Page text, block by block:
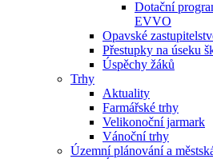
Dotační
EVVO
Opavské
Přestupky na úseku
Úspěchy žáků
Trhy
Aktuality
Farmářské trhy
Velikonoční jarmark
Vánoční trhy
Územní plánování a